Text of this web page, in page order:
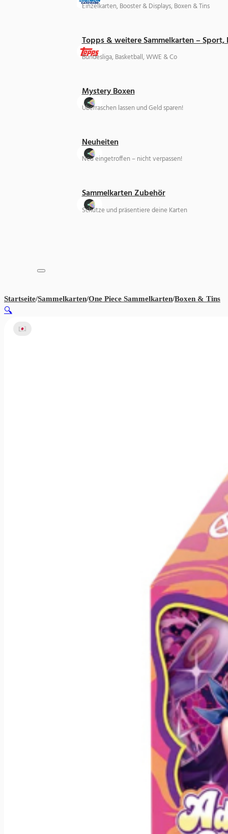
Einzelkarten, Booster & Displays, Boxen & Tins
Topps & weitere Sammelkarten –
Bundesliga, Basketball, WWE & Co
Mystery Boxen
Überraschen lassen und Geld sparen!
Neuheiten
Neu eingetroffen – nicht verpassen!
Sammelkarten Zubehör
Schütze und präsentiere deine Karten
Startseite/Sammelkarten/One Piece Sammelkarten/Boxen & Tins
🔍